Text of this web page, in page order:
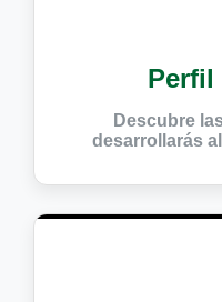
Perfil
Descubre
desarrollarás